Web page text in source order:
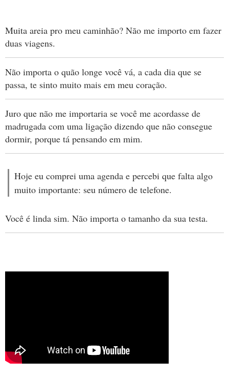
Muita areia pro meu caminhão? Não me importo em fazer
duas viagens.
Não importa o quão longe você vá, a cada dia que se
passa, te sinto muito mais em meu coração.
Juro que não me importaria se você me acordasse de
madrugada com uma ligação dizendo que não consegue
dormir, porque tá pensando em mim.
Hoje eu comprei uma agenda e percebi que falta algo
muito importante: seu número de telefone.
Você é linda sim. Não importa o tamanho da sua testa.